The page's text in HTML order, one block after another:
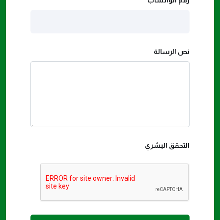
نص الرسالة
التحقق البشري